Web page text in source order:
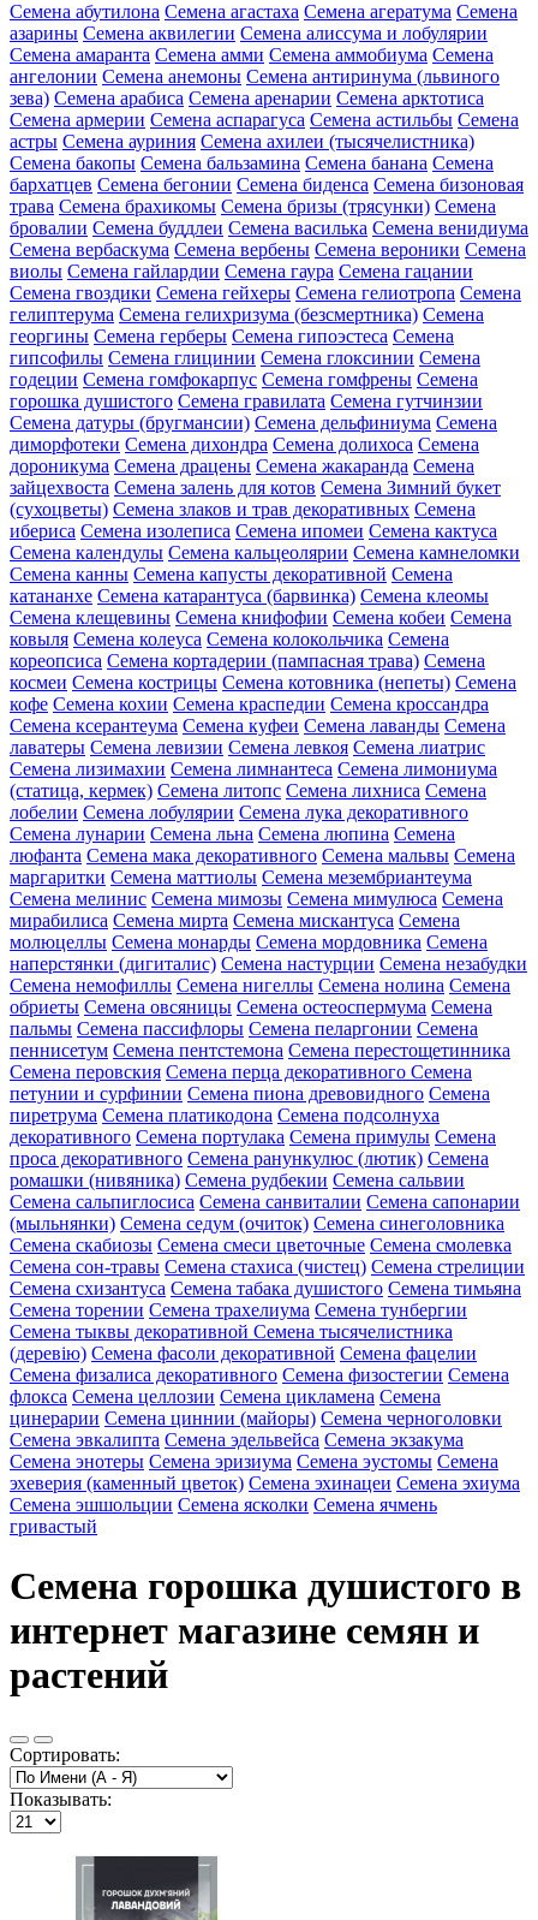
Семена абутилона Семена агастаха Семена агератума Семена
азарины Семена аквилегии Семена алиссума и лобулярии
Семена амаранта Семена амми Семена аммобиума Семена
ангелонии Семена анемоны Семена антиринума (львиного
зева) Семена арабиса Семена аренарии Семена арктотиса
Семена армерии Семена аспарагуса Семена астильбы Семена
астры Семена ауриния Семена ахилеи (тысячелистника)
Семена бакопы Семена бальзамина Семена банана Семена
бархатцев Семена бегонии Семена биденса Семена бизоновая
трава Семена брахикомы Семена бризы (трясунки) Семена
бровалии Семена буддлеи Семена василька Семена венидиума
Семена вербаскума Семена вербены Семена вероники Семена
виолы Семена гайлардии Семена гаура Семена гацании
Семена гвоздики Семена гейхеры Семена гелиотропа Семена
гелиптерума Семена гелихризума (безсмертника) Семена
георгины Семена герберы Семена гипоэстеса Семена
гипсофилы Семена глицинии Семена глоксинии Семена
годеции Семена гомфокарпус Семена гомфрены Семена
горошка душистого Семена гравилата Семена гутчинзии
Семена датуры (бругмансии) Семена дельфиниума Семена
диморфотеки Семена дихондра Семена долихоса Семена
дороникума Семена драцены Семена жакаранда Семена
зайцехвоста Семена залень для котов Семена Зимний букет
(сухоцветы) Семена злаков и трав декоративных Семена
ибериса Семена изолеписа Семена ипомеи Семена кактуса
Семена календулы Семена кальцеолярии Семена камнеломки
Семена канны Семена капусты декоративной Семена
катананхе Семена катарантуса (барвинка) Семена клеомы
Семена клещевины Семена книфофии Семена кобеи Семена
ковыля Семена колеуса Семена колокольчика Семена
кореопсиса Семена кортадерии (пампасная трава) Семена
космеи Семена кострицы Семена котовника (непеты) Семена
кофе Семена кохии Семена краспедии Семена кроссандра
Семена ксерантеума Семена куфеи Семена лаванды Семена
лаватеры Семена левизии Семена левкоя Семена лиатрис
Семена лизимахии Семена лимнантеса Семена лимониума
(статица, кермек) Семена литопс Семена лихниса Семена
лобелии Семена лобулярии Семена лука декоративного
Семена лунарии Семена льна Семена люпина Семена
люфанта Семена мака декоративного Семена мальвы Семена
маргаритки Семена маттиолы Семена мезембриантеума
Семена мелинис Семена мимозы Семена мимулюса Семена
мирабилиса Семена мирта Семена мискантуса Семена
молюцеллы Семена монарды Семена мордовника Семена
наперстянки (дигиталис) Семена настурции Семена незабудки
Семена немофиллы Семена нигеллы Семена нолина Семена
обриеты Семена овсяницы Семена остеоспермума Семена
пальмы Семена пассифлоры Семена пеларгонии Семена
пеннисетум Семена пентстемона Семена перестощетинника
Семена перовския Семена перца декоративного Семена
петунии и сурфинии Семена пиона древовидного Семена
пиретрума Семена платикодона Семена подсолнуха
декоративного Семена портулака Семена примулы Семена
проса декоративного Семена ранункулюс (лютик) Семена
ромашки (нивяника) Семена рудбекии Семена сальвии
Семена сальпиглосиса Семена санвиталии Семена сапонарии
(мыльнянки) Семена седум (очиток) Семена синеголовника
Семена скабиозы Семена смеси цветочные Семена смолевка
Семена сон-травы Семена стахиса (чистец) Семена стрелиции
Семена схизантуса Семена табака душистого Семена тимьяна
Семена торении Семена трахелиума Семена тунбергии
Семена тыквы декоративной Семена тысячелистника
(деревію) Семена фасоли декоративной Семена фацелии
Семена физалиса декоративного Семена физостегии Семена
флокса Семена целлозии Семена цикламена Семена
цинерарии Семена циннии (майоры) Семена черноголовки
Семена эвкалипта Семена эдельвейса Семена экзакума
Семена энотеры Семена эризиума Семена эустомы Семена
эхеверия (каменный цветок) Семена эхинацеи Семена эхиума
Семена эшшольции Семена ясколки Семена ячмень
гривастый
Семена горошка душистого в
интернет магазине семян и
растений
Сортировать:
Показывать: